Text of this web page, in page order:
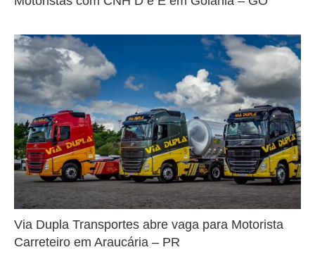
Via Dupla Transportes abre vaga para Motorista
Carreteiro em Araucária – PR